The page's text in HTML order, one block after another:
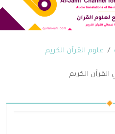
علوم القرآن الكريم
الكريم